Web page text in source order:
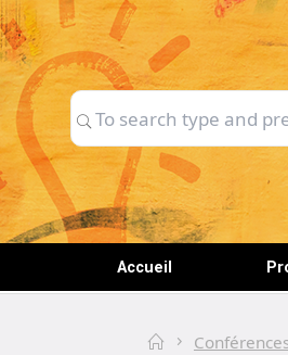
Skip
to
content
Search
Accueil
Home